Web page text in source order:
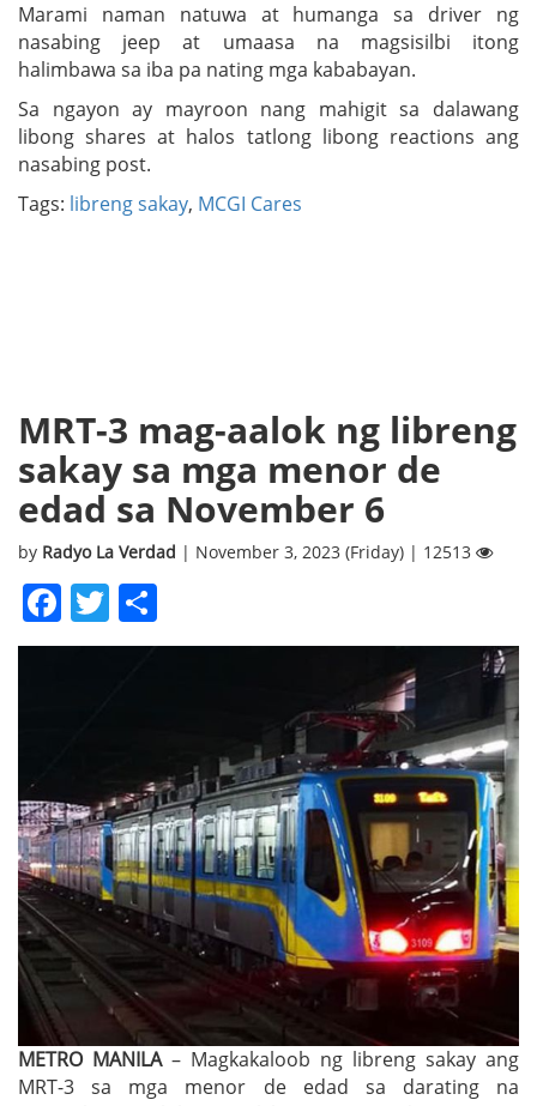
Marami naman natuwa at humanga sa driver ng
nasabing jeep at umaasa na magsisilbi itong
halimbawa sa iba pa nating mga kababayan.
Sa ngayon ay mayroon nang mahigit sa dalawang
libong shares at halos tatlong libong reactions ang
nasabing post.
Tags: libreng sakay, MCGI Cares
MRT-3 mag-aalok ng libreng
sakay sa mga menor de
edad sa November 6
by Radyo La Verdad | November 3, 2023 (Friday) | 12513
Facebook
Twitter
METRO MANILA– Magkakaloob ng libreng sakay ang
MRT-3 sa mga menor de edad sa darating na